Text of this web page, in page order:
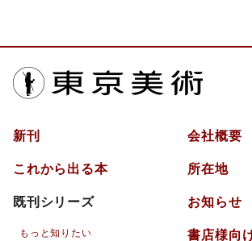
新刊
これから出る本
既刊シリーズ
もっと知りたい
会社概要
所在地
お知らせ
書店様向